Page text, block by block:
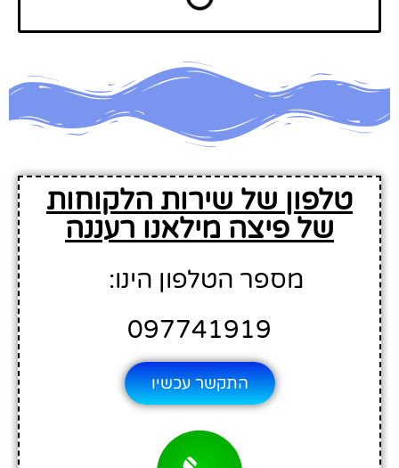
טלפון של שירות הלקוחות
של פיצה מילאנו רעננה
מספר הטלפון הינו:
097741919
התקשר עכשיו